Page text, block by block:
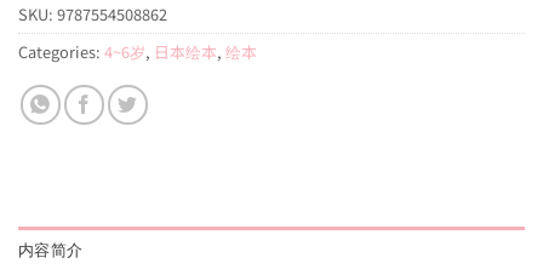
SKU: 9787554508862
Categories: 4~6岁, 日本绘本, 绘本
内容简介